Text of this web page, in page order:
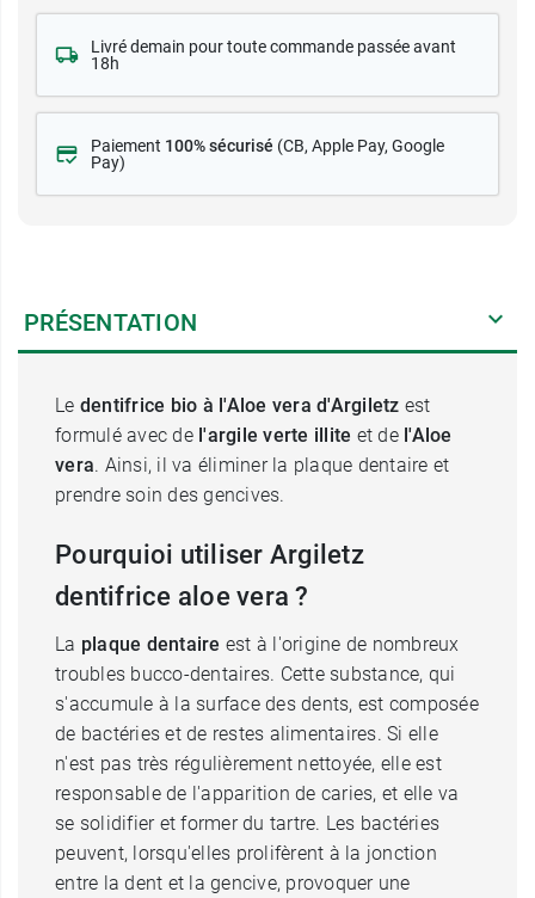
Livré demain pour toute commande passée avant
18h
Paiement 100% sécurisé (CB, Apple Pay, Google
Pay)
PRÉSENTATION
Le dentifrice bio à l'Aloe vera d'Argiletz est
formulé avec de l'argile verte illite et de l'Aloe
vera. Ainsi, il va éliminer la plaque dentaire et
prendre soin des gencives.
Pourquioi utiliser Argiletz
dentifrice aloe vera ?
La plaque dentaire est à l'origine de nombreux
troubles bucco-dentaires. Cette substance, qui
s'accumule à la surface des dents, est composée
de bactéries et de restes alimentaires. Si elle
n'est pas très régulièrement nettoyée, elle est
responsable de l'apparition de caries, et elle va
se solidifier et former du tartre. Les bactéries
peuvent, lorsqu'elles prolifèrent à la jonction
entre la dent et la gencive, provoquer une